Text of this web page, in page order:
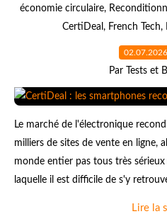
économie circulaire,
CertiDeal , French Tech,
02.07.2026
Par Tests et
Le marché de l'électronique
milliers de sites de vente en ligne,
monde entier pas tous très
laquelle il est difficile de s'y
Lire la